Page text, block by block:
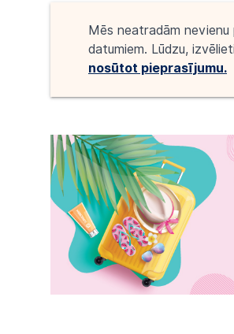
Mēs neatradām nevienu
datumiem. Lūdzu,
nosūtot pieprasījumu.